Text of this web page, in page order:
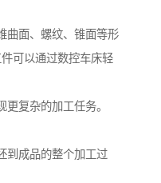
曲面、螺纹、锥面等形
可以通过数控车床轻
复杂的加工任务。
到成品的整个加工过